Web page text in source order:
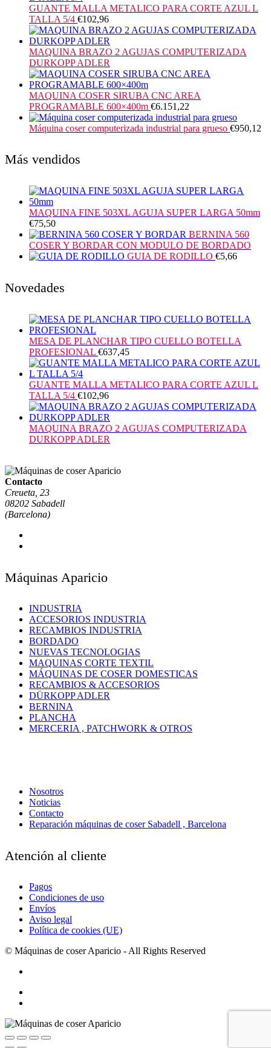
GUANTE MALLA METALICO PARA CORTE AZUL L
TALLA 5/4 €102,96
MAQUINA BRAZO 2 AGUJAS COMPUTERIZADA
DURKOPP ADLER
MAQUINA COSER SIRUBA CNC AREA
PROGRAMABLE 600×400m €6.151,22
Máquina coser computerizada industrial para grueso €950,12
Más vendidos
MAQUINA FINE 503XL AGUJA SUPER LARGA 50mm
€75,50
BERNINA 560
COSER Y BORDAR CON MODULO DE BORDADO
GUIA DE RODILLO €5,66
Novedades
MESA DE PLANCHAR TIPO CUELLO BOTELLA
PROFESIONAL €637,45
GUANTE MALLA METALICO PARA CORTE AZUL L
TALLA 5/4 €102,96
MAQUINA BRAZO 2 AGUJAS COMPUTERIZADA
DURKOPP ADLER
Contacto
Creueta, 23
08202 Sabadell
(Barcelona)
Máquinas Aparicio
INDUSTRIA
ACCESORIOS INDUSTRIA
RECAMBIOS INDUSTRIA
BORDADO
NUEVAS TECNOLOGIAS
MAQUINAS CORTE TEXTIL
MÁQUINAS DE COSER DOMESTICAS
RECAMBIOS & ACCESORIOS
DÜRKOPP ADLER
BERNINA
PLANCHA
MERCERIA , PATCHWORK & OTROS
Nosotros
Noticias
Contacto
Reparación máquinas de coser Sabadell , Barcelona
Atención al cliente
Pagos
Condiciones de uso
Envíos
Aviso legal
Política de cookies (UE)
© Máquinas de coser Aparicio - All Rights Reserved